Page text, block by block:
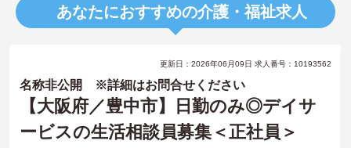
あなたにおすすめの介護・福祉求人
更新日：2026年06月09日 求人番号：10193562
名称非公開 ※詳細はお問合せください
【大阪府／豊中市】日勤のみ◎デイサ
ービスの生活相談員募集＜正社員＞